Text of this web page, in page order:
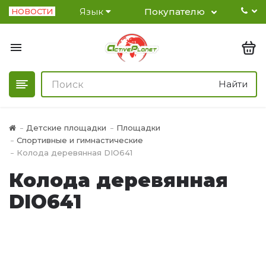
НОВОСТИ Язык Покупателю
Найти
Детские площадки
Площадки
Спортивные и гимнастические
Колода деревянная DIO641
Колода деревянная
DIO641